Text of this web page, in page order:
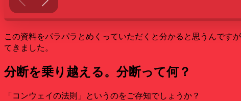
この資料をパラパラとめくっていただくと分かると思うんで
てきました。
分断を乗り越える。分断って何？
「コンウェイの法則」というのをご存知でしょうか？